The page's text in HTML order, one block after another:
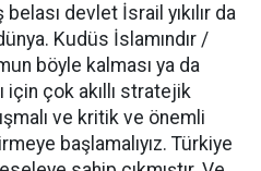
devlet İsrail yıkılır da
Kudüs İslamındır /
böyle kalması ya da
için çok akıllı stratejik
ve kritik ve önemli
başlamalıyız. Türkiye